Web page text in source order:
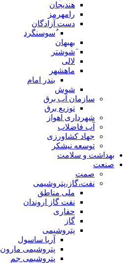
هندیجان
رامهرمز
دست آزادگان
ُسوسنگرد
بهبهان
َشوشتر
لالی
ماهشهر
بندر امام
شوش
سازمان آب برق
توزیع برق
شهرداری اهواز
آب فاضلاب
جهاد کشاورزی
توسعه نیشکر
بهداشت و سلامت
صنعت
صمت
نفت،گاز،پتروشیمی
ملی مناطق
نفت گاز اروندان
حفاری
گاز
پتروشیمی
آریا ساسول
پتروشیمی مارون
پتروشیمی جم